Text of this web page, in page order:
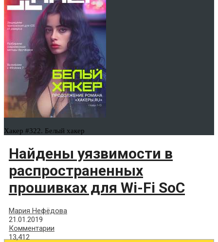
Хакер #322. Белый хакер
Найдены уязвимости в
распространенных
прошивках для Wi-Fi SoC
Мария Нефёдова
21.01.2019
Комментарии
13,412